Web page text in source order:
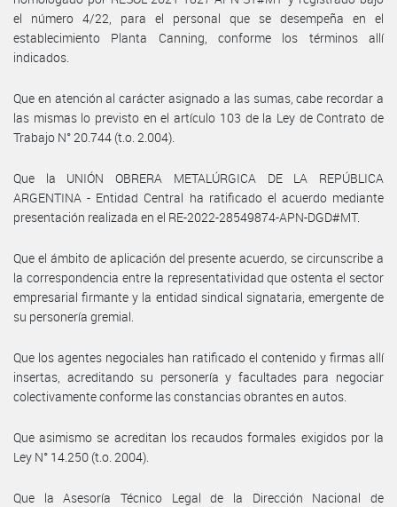
el número 4/22, para el personal que se desempeña en el
establecimiento Planta Canning, conforme los términos allí
indicados.
Que en atención al carácter asignado a las sumas, cabe recordar a
las mismas lo previsto en el artículo 103 de la Ley de Contrato de
Trabajo N° 20.744 (t.o. 2.004).
Que la UNIÓN OBRERA METALÚRGICA DE LA REPÚBLICA
ARGENTINA - Entidad Central ha ratificado el acuerdo mediante
presentación realizada en el RE-2022-28549874-APN-DGD#MT.
Que el ámbito de aplicación del presente acuerdo, se circunscribe a
la correspondencia entre la representatividad que ostenta el sector
empresarial firmante y la entidad sindical signataria, emergente de
su personería gremial.
Que los agentes negociales han ratificado el contenido y firmas allí
insertas, acreditando su personería y facultades para negociar
colectivamente conforme las constancias obrantes en autos.
Que asimismo se acreditan los recaudos formales exigidos por la
Ley N° 14.250 (t.o. 2004).
Que la Asesoría Técnico Legal de la Dirección Nacional de